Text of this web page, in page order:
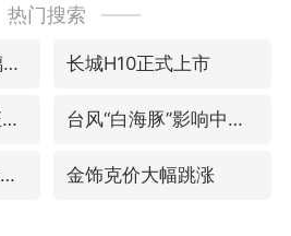
热门搜索
杭州一小区17楼玻璃幕墙爆裂 长城H10正式上市
儿子举报父亲伪造证件为私生子落户 台风“白海豚”影响中国已成定局
律师称“梅姨”若满75岁或不适用死刑 金饰克价大幅跳涨